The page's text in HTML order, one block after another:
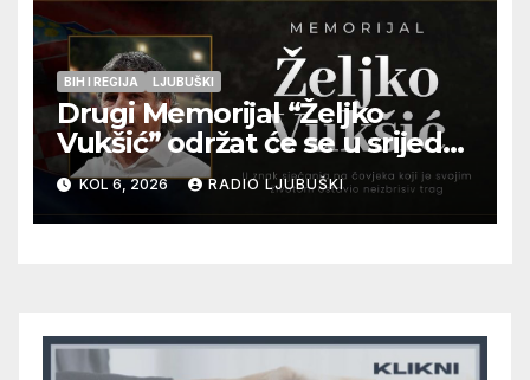
BIH I REGIJA LJUBUŠKI
Drugi Memorijal “Željko
Vukšić” održat će se u srijedu
12. kolovoza u Otoku
KOL 6, 2026 RADIO LJUBUŠKI